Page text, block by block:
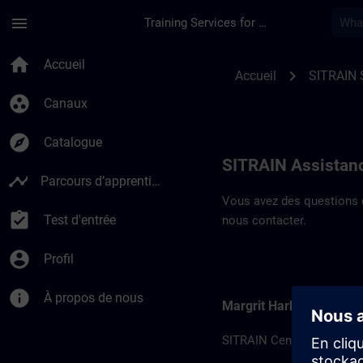
menu Training Services for Digital Industries
home Accueil
group_work Canaux
explore Catalogue
timeline Parcours d’apprentissage
assignment_turned_in Test d'entrée
account_circle Profil
info À propos de nous
Accueil chevron_right SITRAIN
SITRAIN
Vous avez des
nous contacter.
Margrit Harlacher
SITRAIN Centre